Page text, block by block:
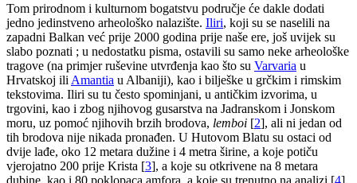
Tom prirodnom i kulturnom bogatstvu područje će dakle dodati
jedno jedinstveno arheološko nalazište. Iliri, koji su se naselili na
zapadni Balkan već prije 2000 godina prije naše ere, još uvijek su
slabo poznati ; u nedostatku pisma, ostavili su samo neke arheološke
tragove (na primjer ruševine utvrđenja kao što su Varvaria u
Hrvatskoj ili Amantia u Albaniji), kao i bilješke u grčkim i rimskim
tekstovima. Iliri su tu često spominjani, u antičkim izvorima, u
trgovini, kao i zbog njihovog gusarstva na Jadranskom i Jonskom
moru, uz pomoć njihovih brzih brodova, lemboi [2], ali ni jedan od
tih brodova nije nikada pronađen. U Hutovom Blatu su ostaci od
dvije lađe, oko 12 metara dužine i 4 metra širine, a koje potiču
vjerojatno 200 prije Krista [3], a koje su otkrivene na 8 metara
dubine, kao i 80 poklopaca amfora, a koje su trenutno na analizi [4].